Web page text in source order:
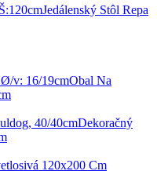
Jedálenský Stôl Repa
Obal Na
Dekoračný